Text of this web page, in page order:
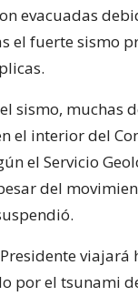
evacuadas
el fuerte sismo
sismo, muchas
el interior del
el Servicio
del
por el tsunami